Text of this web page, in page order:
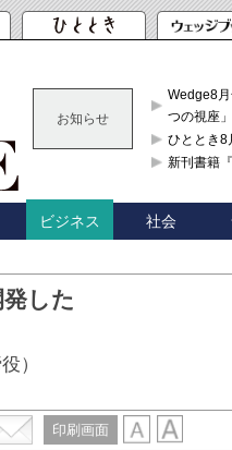
お知らせ
Wedge8
つの視座」
ひととき8
新刊書籍
ビジネス 社会
した
）
印刷画面